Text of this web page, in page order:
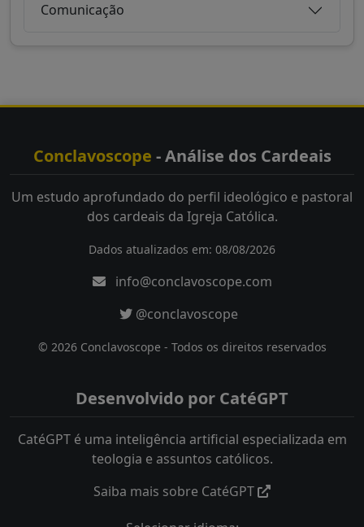
Comunicação
Conclavoscope - Análise dos Cardeais
Um estudo aprofundado do perfil ideológico e pastoral
dos cardeais da Igreja Católica.
Dados atualizados em: 08/08/2026
info@conclavoscope.com
@conclavoscope
© 2026 Conclavoscope - Todos os direitos reservados
Desenvolvido por CatéGPT
CatéGPT é uma inteligência artificial especializada em
teologia e assuntos católicos.
Saiba mais sobre CatéGPT